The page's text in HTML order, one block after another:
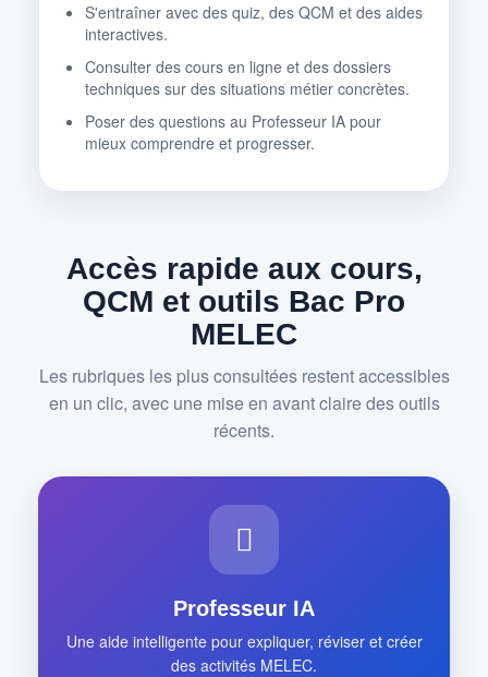
S'entraîner avec des quiz, des QCM et des aides
interactives.
Consulter des cours en ligne et des dossiers
techniques sur des situations métier concrètes.
Poser des questions au Professeur IA pour
mieux comprendre et progresser.
Accès rapide aux cours,
QCM et outils Bac Pro
MELEC
Les rubriques les plus consultées restent accessibles
en un clic, avec une mise en avant claire des outils
récents.
Professeur IA
Une aide intelligente pour expliquer, réviser et créer
des activités MELEC.